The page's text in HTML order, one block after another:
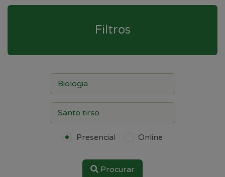
Filtros
Presencial Online
Procurar